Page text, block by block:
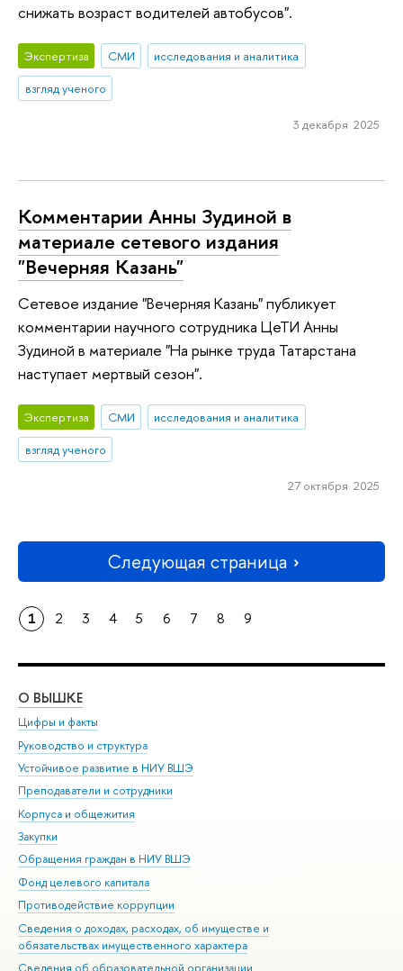
снижать возраст водителей автобусов".
Экспертиза СМИ
исследования и аналитика
взгляд ученого
3 декабря 2025
Комментарии Анны Зудиной в
материале сетевого издания
"Вечерняя Казань"
Сетевое издание "Вечерняя Казань" публикует
комментарии научного сотрудника ЦеТИ Анны
Зудиной в материале "На рынке труда Татарстана
наступает мертвый сезон".
Экспертиза СМИ
исследования и аналитика
взгляд ученого
27 октября 2025
Следующая страница
1 2 3 4 5 6 7 8 9
О ВЫШКЕ
Цифры и факты
Руководство и структура
Устойчивое развитие в НИУ ВШЭ
Преподаватели и сотрудники
Корпуса и общежития
Закупки
Обращения граждан в НИУ ВШЭ
Фонд целевого капитала
Противодействие коррупции
Сведения о доходах, расходах, об имуществе и
обязательствах имущественного характера
Сведения об образовательной организации